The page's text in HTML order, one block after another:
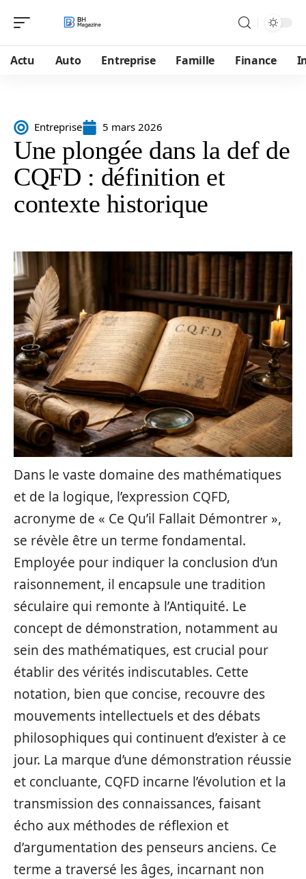
Actu Auto Entreprise Famille Finance
Entreprise 5 mars 2026
Une plongée dans la def de
CQFD : définition et
contexte historique
Dans le vaste domaine des mathématiques
et de la logique, l’expression CQFD,
acronyme de « Ce Qu’il Fallait Démontrer »,
se révèle être un terme fondamental.
Employée pour indiquer la conclusion d’un
raisonnement, il encapsule une tradition
séculaire qui remonte à l’Antiquité. Le
concept de démonstration, notamment au
sein des mathématiques, est crucial pour
établir des vérités indiscutables. Cette
notation, bien que concise, recouvre des
mouvements intellectuels et des débats
philosophiques qui continuent d’exister à ce
jour. La marque d’une démonstration réussie
et concluante, CQFD incarne l’évolution et la
transmission des connaissances, faisant
écho aux méthodes de réflexion et
d’argumentation des penseurs anciens. Ce
terme a traversé les âges, incarnant non